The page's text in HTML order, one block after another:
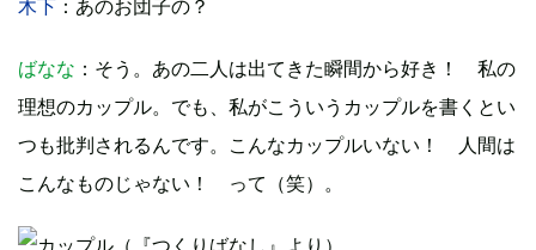
木下 ：あのお団子の？
ばなな ：そう。あの二人は出てきた瞬間から好き！ 私の
理想のカップル。でも、私がこういうカップルを書くとい
つも批判されるんです。こんなカップルいない！ 人間は
こんなものじゃない！ って（笑）。